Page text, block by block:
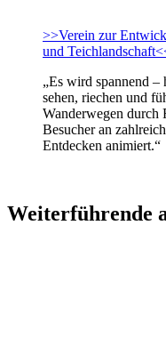
>>Verein zur
und
„Es wird spannend –
sehen, riechen und
Wanderwegen durch
Besucher an
Entdecken animiert.“
Weiterführende